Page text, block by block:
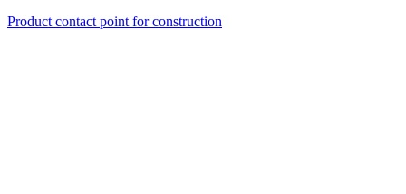
Product contact point for construction